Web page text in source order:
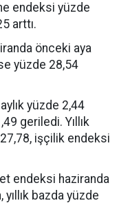
endeksi yüzde
arttı.
önceki aya
yüzde 28,54
yüzde 2,44
geriledi. Yıllık
işçilik endeksi
endeksi haziranda
yıllık bazda yüzde